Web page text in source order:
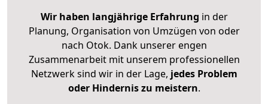
Wir haben langjährige Erfahrung in der
Planung, Organisation von Umzügen von oder
nach Otok. Dank unserer engen
Zusammenarbeit mit unserem professionellen
Netzwerk sind wir in der Lage, jedes Problem
oder Hindernis zu meistern.